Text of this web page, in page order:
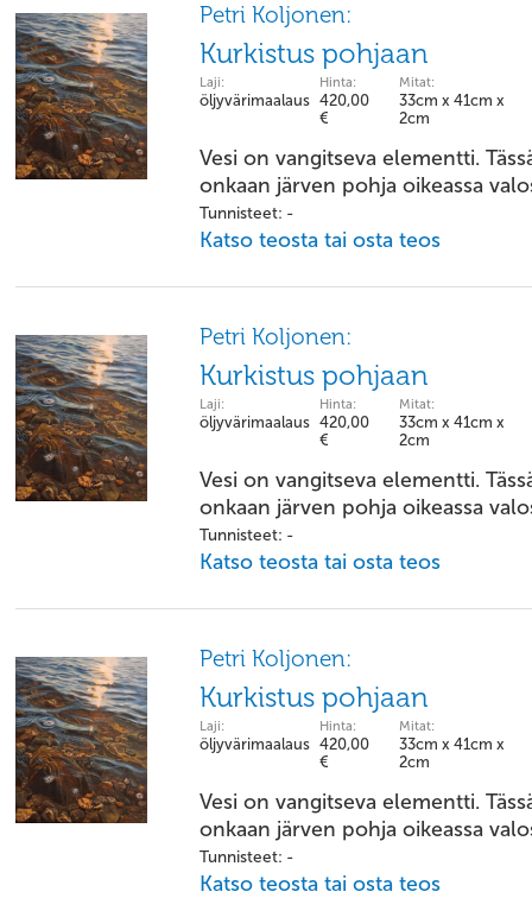
Petri Koljonen:
Kurkistus pohjaan
Laji:
öljyvärimaalaus
Hinta:
420,00
€
Mitat:
33cm x 41cm x
2cm
Vesi on vangitseva elementti.
onkaan järven pohja oikeassa
Tunnisteet: -
Katso teosta tai osta teos
Petri Koljonen:
Kurkistus pohjaan
Laji:
öljyvärimaalaus
Hinta:
420,00
€
Mitat:
33cm x 41cm x
2cm
Vesi on vangitseva elementti.
onkaan järven pohja oikeassa
Tunnisteet: -
Katso teosta tai osta teos
Petri Koljonen:
Kurkistus pohjaan
Laji:
öljyvärimaalaus
Hinta:
420,00
€
Mitat:
33cm x 41cm x
2cm
Vesi on vangitseva elementti.
onkaan järven pohja oikeassa
Tunnisteet: -
Katso teosta tai osta teos